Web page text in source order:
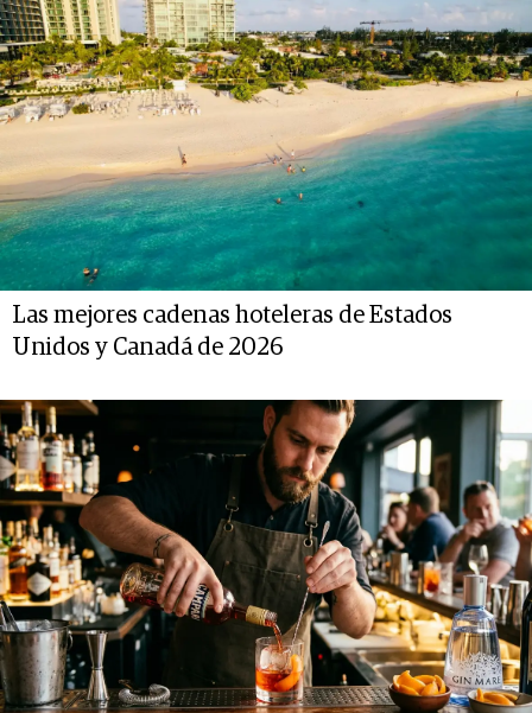
Las mejores cadenas hoteleras de Estados
Unidos y Canadá de 2026